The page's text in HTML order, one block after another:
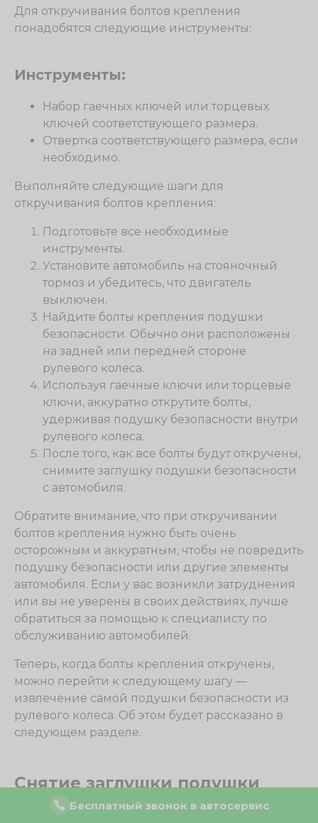
Для откручивания болтов крепления
понадобятся следующие инструменты:
Инструменты:
Набор гаечных ключей или торцевых
ключей соответствующего размера.
Отвертка соответствующего размера, если
необходимо.
Выполняйте следующие шаги для
откручивания болтов крепления:
Подготовьте все необходимые
инструменты.
Установите автомобиль на стояночный
тормоз и убедитесь, что двигатель
выключен.
Найдите болты крепления подушки
безопасности. Обычно они расположены
на задней или передней стороне
рулевого колеса.
Используя гаечные ключи или торцевые
ключи, аккуратно открутите болты,
удерживая подушку безопасности внутри
рулевого колеса.
После того, как все болты будут откручены,
снимите заглушку подушки безопасности
с автомобиля.
Обратите внимание, что при откручивании
болтов крепления нужно быть очень
осторожным и аккуратным, чтобы не повредить
подушку безопасности или другие элементы
автомобиля. Если у вас возникли затруднения
или вы не уверены в своих действиях, лучше
обратиться за помощью к специалисту по
обслуживанию автомобилей.
Теперь, когда болты крепления откручены,
можно перейти к следующему шагу —
извлечение самой подушки безопасности из
рулевого колеса. Об этом будет рассказано в
следующем разделе.
Снятие заглушки подушки
безопасности
Бесплатный звонок в автосервис